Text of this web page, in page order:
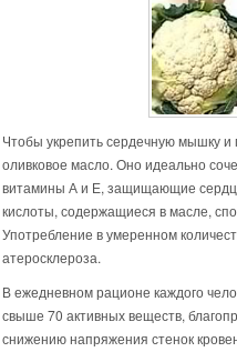
Чтобы укрепить сердечную мышку и
оливковое масло. Оно идеально
витамины А и Е, защищающие
кислоты, содержащиеся в масле,
Употребление в умеренном
атеросклероза.
В ежедневном рационе каждого
свыше 70 активных веществ,
снижению напряжения стенок